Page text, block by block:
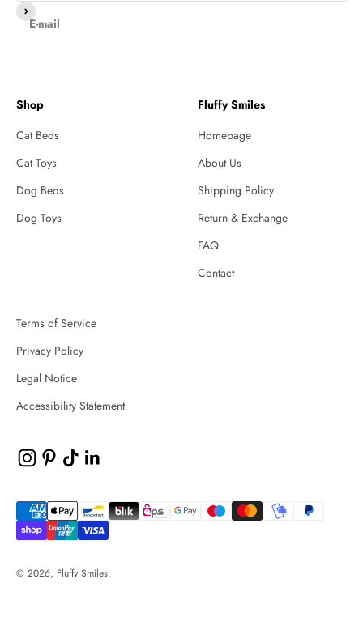
E-mail
Subscribe
Shop
Cat Beds
Cat Toys
Dog Beds
Dog Toys
Fluffy Smiles
Homepage
About Us
Shipping Policy
Return & Exchange
FAQ
Contact
Terms of Service
Privacy Policy
Legal Notice
Accessibility Statement
© 2026, Fluffy Smiles.